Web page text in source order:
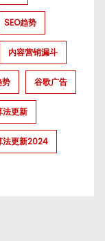
SEO趋势
内容营销漏斗
势 谷歌广告
法更新
法更新2024